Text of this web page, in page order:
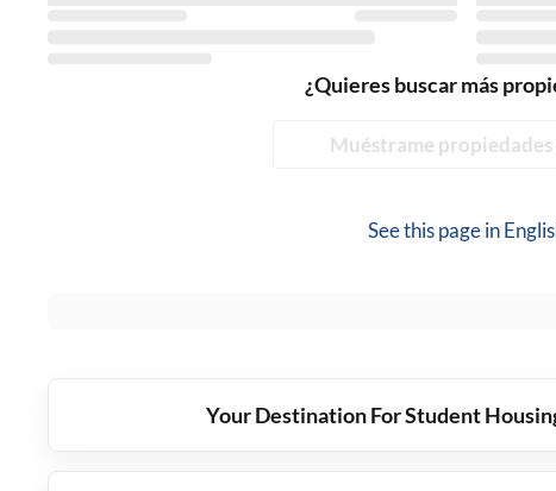
¿Quieres buscar más
Muéstrame propiedades
See this page in
Your Destination For Student